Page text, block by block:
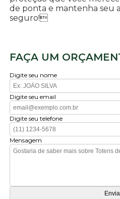
de ponta e mantenha seu
seguro!
FAÇA UM
Digite seu nome
Digite seu email
Digite seu telefone
Mensagem